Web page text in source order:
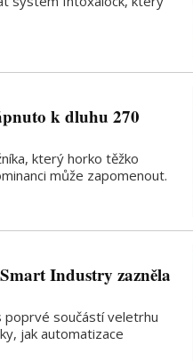
k dluhu 270
který horko těžko
může zapomenout.
Industry zazněla
součástí veletrhu
jak automatizace